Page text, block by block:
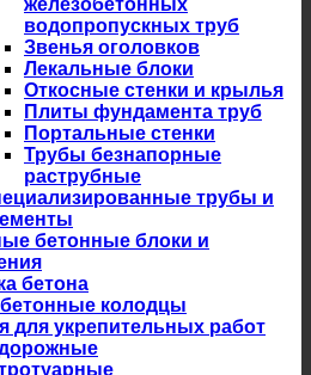
водопропускных труб
Звенья оголовков
Лекальные блоки
Откосные стенки и крылья
Плиты фундамента труб
Портальные стенки
Трубы безнапорные
раструбные
трубы и
бетонные блоки и
бетона
колодцы
для укрепительных работ